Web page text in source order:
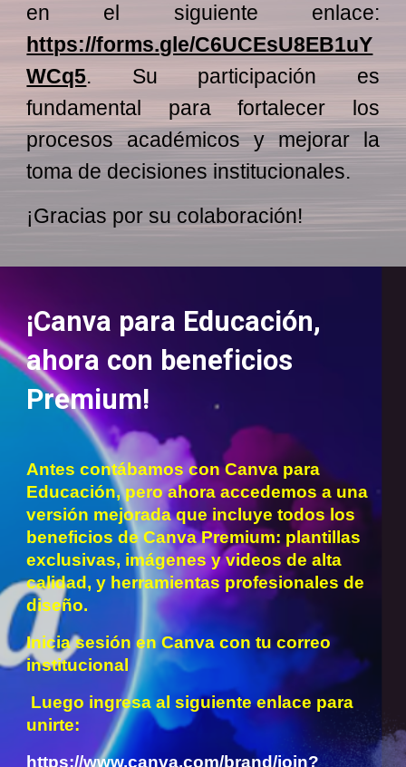
en el siguiente enlace:
https://forms.gle/C6UCEsU8EB1uY
WCq5. Su participación es
fundamental para fortalecer los
procesos académicos y mejorar la
toma de decisiones institucionales.
¡Gracias por su colaboración!
¡Canva para Educación,
ahora con beneficios
Premium!
Antes contábamos con Canva para
Educación, pero ahora accedemos a una
versión mejorada que incluye todos los
beneficios de Canva Premium: plantillas
exclusivas, imágenes y videos de alta
calidad, y herramientas profesionales de
diseño.
Inicia sesión en Canva con tu correo
institucional
Luego ingresa al siguiente enlace para
unirte:
https://www.canva.com/brand/join?